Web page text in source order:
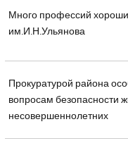
Много профессий
им.И.Н.Ульянова
Прокуратурой района
вопросам безопасности
несовершеннолетних